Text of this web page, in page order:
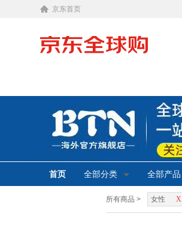
京东首页
首页 全部分类 全部产品
所有商品 > X
女性